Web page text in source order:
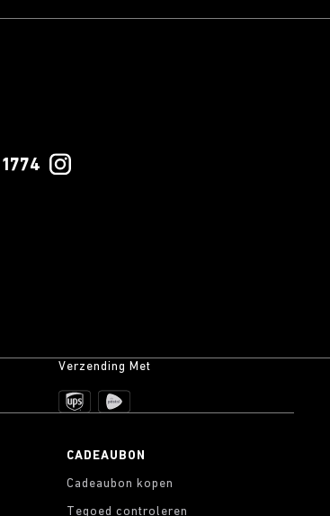
Verzending Met
CADEAUBON
Cadeaubon kopen
Tegoed controleren